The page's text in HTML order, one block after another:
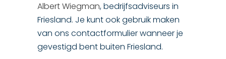
Albert Wiegman, bedrijfsadviseurs in
Friesland. Je kunt ook gebruik maken
van ons contactformulier wanneer je
gevestigd bent buiten Friesland.